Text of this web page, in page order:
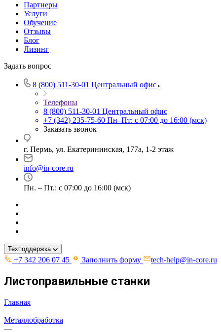
Партнеры
Услуги
Обучение
Отзывы
Блог
Лизинг
Задать вопрос
8 (800) 511-30-01 Центральный офис
Телефоны
8 (800) 511-30-01 Центральный офис
+7 (342) 235-75-60 Пн–Пт: с 07:00 до 16:00 (мск)
Заказать звонок
г. Пермь, ул. ​Екатерининская, 177а, ​1-2 этаж
info@in-core.ru
Пн. – Пт.: с 07:00 до 16:00 (мск)
Техподдержка
+7 342 206 07 45 Заполнить форму tech-help@in-core.ru
Листоправильные станки
Главная
—
Металлобработка
—